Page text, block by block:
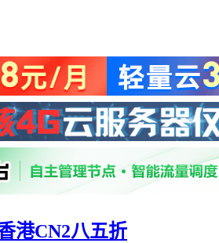
港CN2八五折